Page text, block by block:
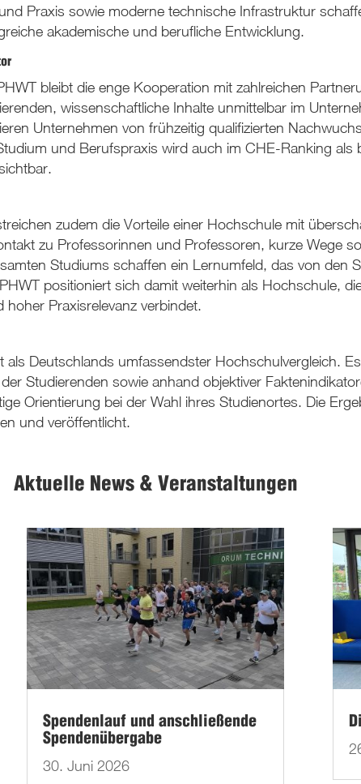
Praxis sowie moderne technische Infrastruktur
akademische und berufliche Entwicklung.
bleibt die enge Kooperation mit zahlreichen
wissenschaftliche Inhalte unmittelbar im
Unternehmen von frühzeitig qualifizierten
und Berufspraxis wird auch im CHE-Ranking als
zudem die Vorteile einer Hochschule mit
zu Professorinnen und Professoren, kurze Wege
Studiums schaffen ein Lernumfeld, das von den
positioniert sich damit weiterhin als Hochschule,
Praxisrelevanz verbindet.
als Deutschlands umfassendster Hochschulvergleich.
Studierenden sowie anhand objektiver
Orientierung bei der Wahl ihres Studienortes. Die
und veröffentlicht.
Aktuelle News & Veranstaltungen
Spendenlauf und anschließende
Spendenübergabe
30. Juni 2026